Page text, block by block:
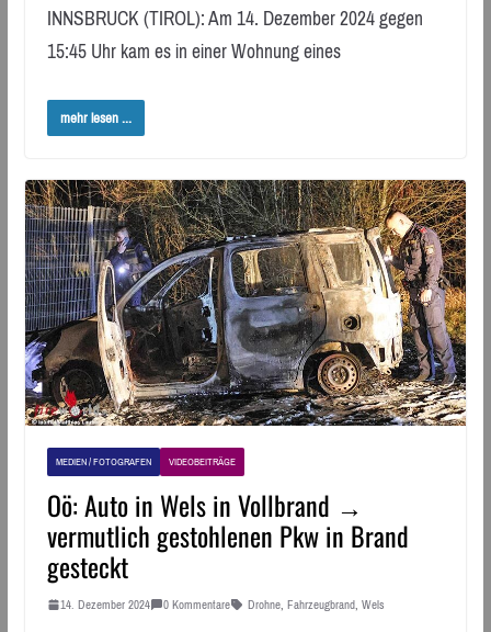
INNSBRUCK (TIROL): Am 14. Dezember 2024 gegen
15:45 Uhr kam es in einer Wohnung eines
mehr lesen ...
MEDIEN / FOTOGRAFEN VIDEOBEITRÄGE
Oö: Auto in Wels in Vollbrand →
vermutlich gestohlenen Pkw in Brand
gesteckt
14. Dezember 2024 0 Kommentare Drohne, Fahrzeugbrand, Wels